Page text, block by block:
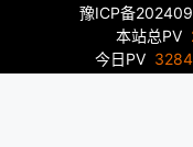
豫ICP备
本站总PV
今日PV 3284